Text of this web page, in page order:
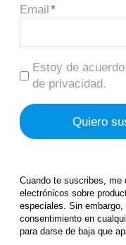
Email
Estoy de
de privacidad.
Cuando te suscribes, me
electrónicos sobre
especiales. Sin
consentimiento en
para darse de baja que